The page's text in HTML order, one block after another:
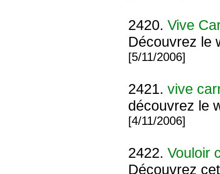
2420. Vive
Découvrez le
[5/11/2006]
2421. vive
découvrez le
[4/11/2006]
2422. Vouloir
Découvrez